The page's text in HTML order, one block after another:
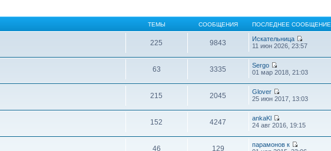
ТЕМЫ СООБЩЕНИЯ ПОСЛЕДНЕЕ СООБЩЕНИЕ
225 9843
Искательница
11 июн 2026, 23:57
63 3335
Sergo
01 мар 2018, 21:03
215 2045
Glover
25 июн 2017, 13:03
152 4247
ankaKl
24 авг 2016, 19:15
46 129
парамонов к